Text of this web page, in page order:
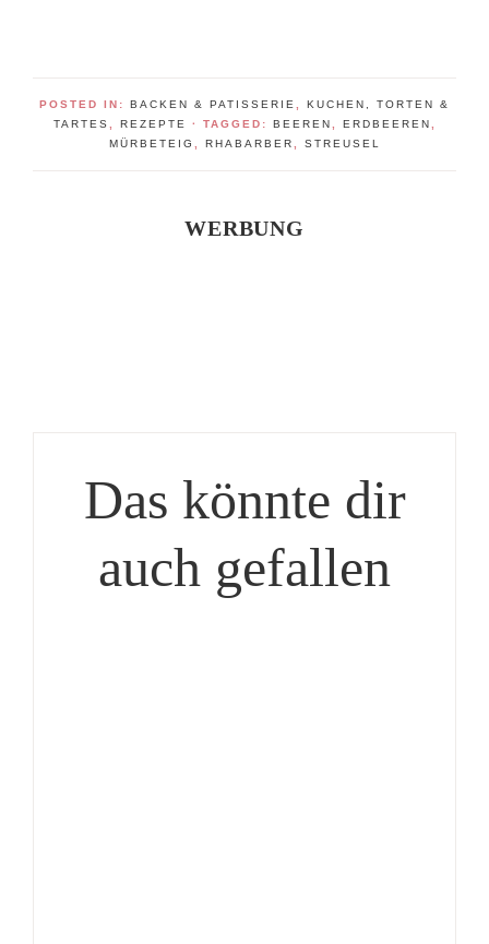
POSTED IN: BACKEN & PATISSERIE
KUCHEN, TORTEN &
TARTES
REZEPTE · TAGGED: BEEREN ERDBEEREN
MÜRBETEIG
RHABARBER STREUSEL
WERBUNG
Das könnte dir
auch gefallen